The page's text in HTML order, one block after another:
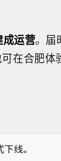
运营。届
在合肥体
赛道，集中
线。